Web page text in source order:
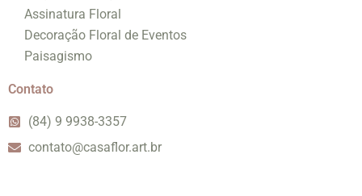
Assinatura Floral
Decoração Floral de Eventos
Paisagismo
Contato
(84) 9 9938-3357
contato@casaflor.art.br